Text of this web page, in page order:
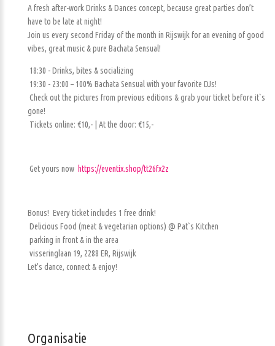
A fresh after-work Drinks & Dances concept, because great parties don’t
have to be late at night!
Join us every second Friday of the month in Rijswijk for an evening of good
vibes, great music & pure Bachata Sensual!
18:30 - Drinks, bites & socializing
19:30 - 23:00 – 100% Bachata Sensual with your favorite DJs!
Check out the pictures from previous editions & grab your ticket before it`s
gone!
Tickets online: €10,- | At the door: €15,-
Get yours now https://eventix.shop/tt26fx2z
Bonus! Every ticket includes 1 free drink!
Delicious Food (meat & vegetarian options) @ Pat`s Kitchen
parking in front & in the area
visseringlaan 19, 2288 ER, Rijswijk
Let’s dance, connect & enjoy!
Organisatie